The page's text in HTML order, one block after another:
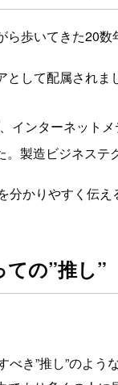
歩いてきた20数
して配属され
ンターネット
製造ビジネス
かりやすく伝
ての”推し”
き”推し”のよ